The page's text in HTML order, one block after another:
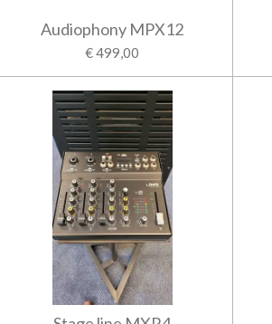
Audiophony MPX12
€ 499,00